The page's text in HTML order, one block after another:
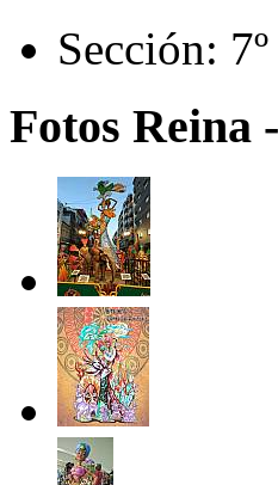
Sección: 7º
Fotos Reina